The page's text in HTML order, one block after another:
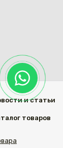
и статьи
товаров